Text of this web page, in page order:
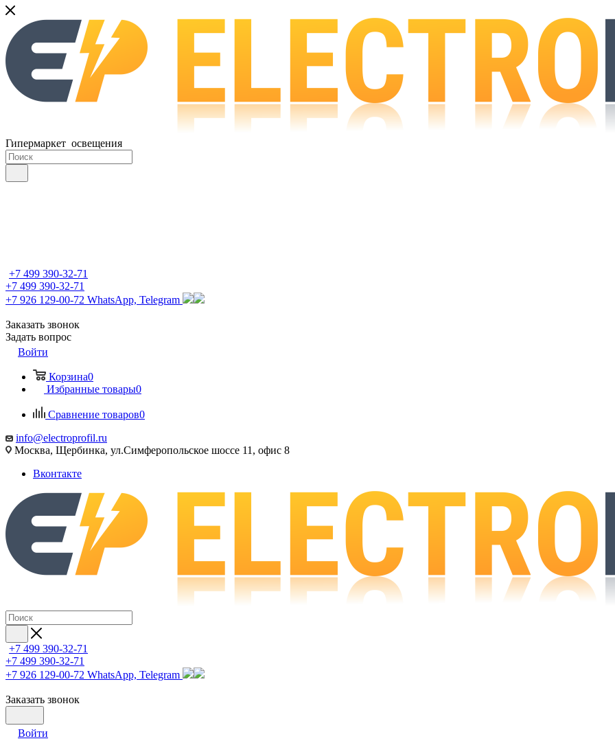
Гипермаркет освещения
+7 499 390-32-71
+7 499 390-32-71
+7 926 129-00-72 WhatsApp, Telegram
Заказать звонок
Задать вопрос
Войти
Корзина0
Избранные товары0
Сравнение товаров0
info@electroprofil.ru
Москва, Щербинка, ул.Симферопольское шоссе 11, офис 8
Вконтакте
+7 499 390-32-71
+7 499 390-32-71
+7 926 129-00-72 WhatsApp, Telegram
Заказать звонок
Войти